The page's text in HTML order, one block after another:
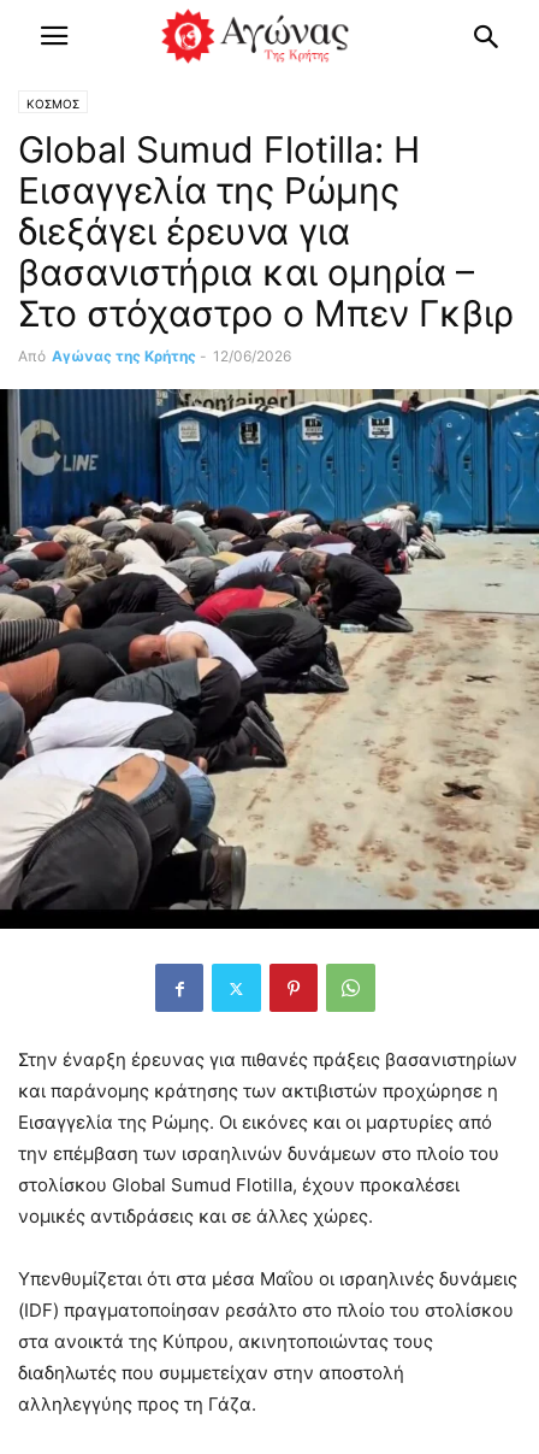
ΚΟΣΜΟΣ
Global Sumud Flotilla: Η
Εισαγγελία της Ρώμης
διεξάγει έρευνα για
βασανιστήρια και ομηρία –
Στο στόχαστρο ο Μπεν Γκβιρ
Από Αγώνας της Κρήτης - 12/06/2026
Στην έναρξη έρευνας για πιθανές πράξεις βασανιστηρίων
και παράνομης κράτησης των ακτιβιστών προχώρησε η
Εισαγγελία της Ρώμης. Oι εικόνες και οι μαρτυρίες από
την επέμβαση των ισραηλινών δυνάμεων στο πλοίο του
στολίσκου Global Sumud Flotilla, έχουν προκαλέσει
νομικές αντιδράσεις και σε άλλες χώρες.
Υπενθυμίζεται ότι στα μέσα Μαΐου οι ισραηλινές δυνάμεις
(IDF) πραγματοποίησαν ρεσάλτο στο πλοίο του στολίσκου
στα ανοικτά της Κύπρου, ακινητοποιώντας τους
διαδηλωτές που συμμετείχαν στην αποστολή
αλληλεγγύης προς τη Γάζα.